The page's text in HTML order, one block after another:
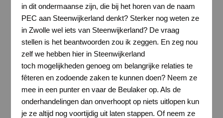
in dit ondermaanse zijn, die bij het horen van de naam
PEC aan Steenwijkerland denkt? Sterker nog weten ze
in Zwolle wel iets van Steenwijkerland? De vraag
stellen is het beantwoorden zou ik zeggen. En zeg nou
zelf we hebben hier in Steenwijkerland
toch mogelijkheden genoeg om belangrijke relaties te
fêteren en zodoende zaken te kunnen doen? Neem ze
mee in een punter en vaar de Beulaker op. Als de
onderhandelingen dan onverhoopt op niets uitlopen kun
je ze altijd nog voortijdig uit laten stappen. Of neem ze